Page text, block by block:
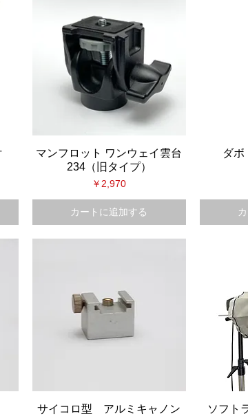
マンフロット ワンウェイ雲台
234（旧タイプ）
価格
￥2,970
カートに追加する
ダ
サイコロ型 アルミキャノン
ソフト